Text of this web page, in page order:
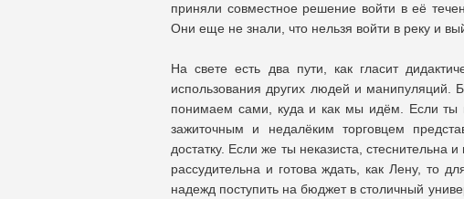
приняли совместное решение войти в её
Они еще не знали, что нельзя войти в реку и
На свете есть два пути, как гласит
использования других людей и
понимаем сами, куда и как мы идём. Если ты
зажиточным и недалёким торговцем
достатку. Если же ты неказиста, стеснительна
рассудительна и готова ждать, как Лену, то
надежд поступить на бюджет в столичный